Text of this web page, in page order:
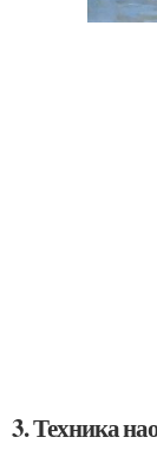
3. Техника